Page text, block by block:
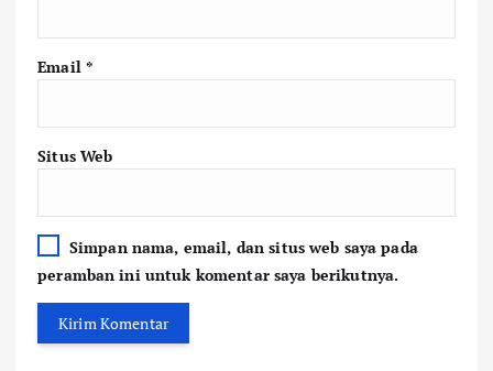
Email *
Situs Web
Simpan nama, email, dan situs web saya pada
peramban ini untuk komentar saya berikutnya.